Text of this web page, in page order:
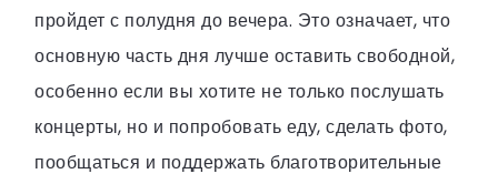
пройдет с полудня до вечера. Это означает, что
основную часть дня лучше оставить свободной,
особенно если вы хотите не только послушать
концерты, но и попробовать еду, сделать фото,
пообщаться и поддержать благотворительные